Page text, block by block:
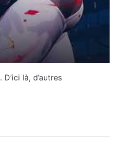
. D’ici là, d’autres